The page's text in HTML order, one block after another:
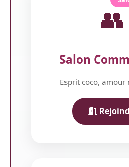
👥
Salon
Esprit coco, amour